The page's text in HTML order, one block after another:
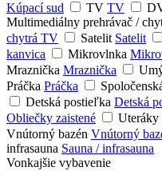
Kúpací sud
TV TV
Multimediálny prehrávač /
chytrá TV
Satelit Satelit
kanvica
Mikrovlnka
Mraznička Mraznička
Práčka Práčka
Detská postieľka Detská
Obliečky zaistené
Uteráky
Vnútorný bazén Vnútorný
infrasauna Sauna / infrasauna
Vonkajšie vybavenie